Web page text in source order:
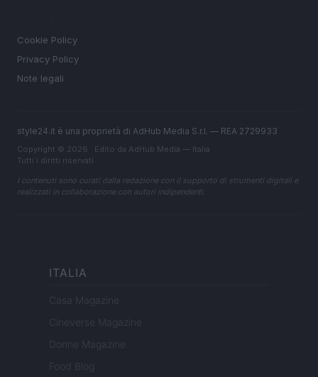
Cookie Policy
Privacy Policy
Note legali
style24.it è una proprietà di AdHub Media S.r.l. — REA 2729933
Copyright © 2026 · Edito da AdHub Media — Italia
Tutti i diritti riservati
I contenuti sono curati dalla redazione con il supporto di strumenti digitali e
realizzati in collaborazione con autori indipendenti.
ITALIA
Casa Magazine
Cineverse Magazine
Donne Magazine
Food Blog